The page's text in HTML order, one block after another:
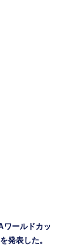
ールドカッ
発表した。